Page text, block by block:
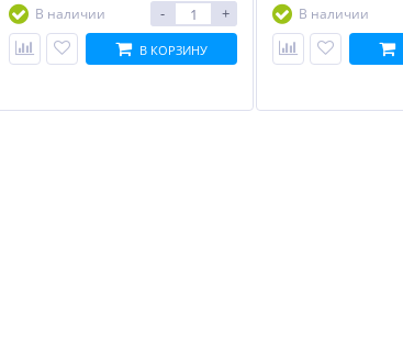
В наличии
- +
В КОРЗИНУ
В наличии